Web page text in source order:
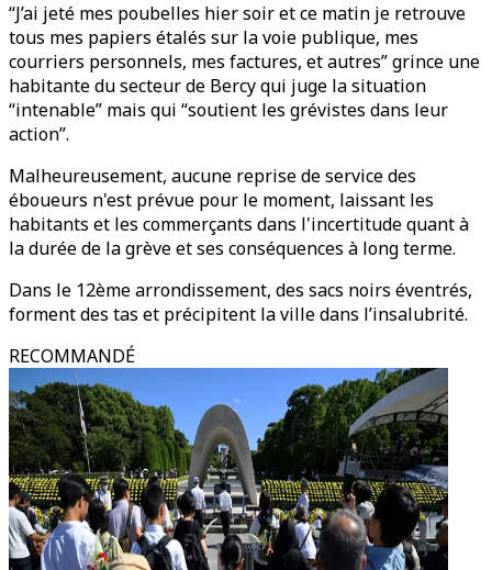
“J’ai jeté mes poubelles hier soir et ce matin je retrouve
tous mes papiers étalés sur la voie publique, mes
courriers personnels, mes factures, et autres” grince une
habitante du secteur de Bercy qui juge la situation
“intenable” mais qui “soutient les grévistes dans leur
action”.
Malheureusement, aucune reprise de service des
éboueurs n'est prévue pour le moment, laissant les
habitants et les commerçants dans l'incertitude quant à
la durée de la grève et ses conséquences à long terme.
Dans le 12ème arrondissement, des sacs noirs éventrés,
forment des tas et précipitent la ville dans l’insalubrité.
RECOMMANDÉ